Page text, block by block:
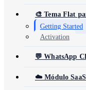
🎨 Tema Flat
Getting Started
Activation
💬 WhatsApp
☁️ Módulo